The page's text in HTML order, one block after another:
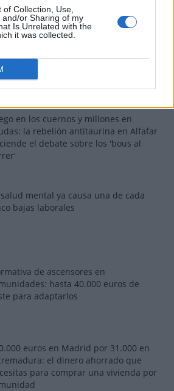
Collection, Use,
and/or Sharing of my
Is Unrelated with the
it was collected.
tiempo
en los cuernos y millones en
la rebelión antitaurina en Alfafar
el debate sobre los 'bous al
salud mental ya causa una de cada
bajas laborales
de ascensores en
hasta 40.000 euros de
para adaptarlos
euros en Madrid por 31.000 en
el dinero ahorrado que
para comprar una vivienda por